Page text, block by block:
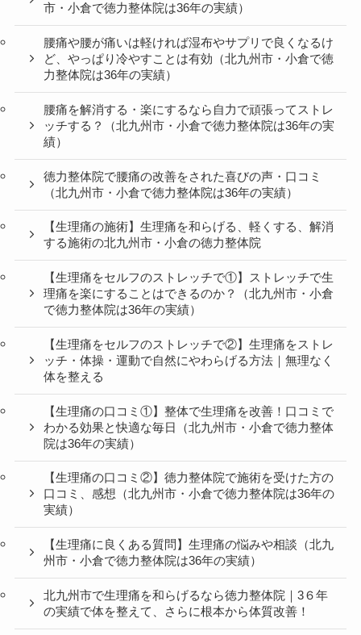
市・小倉で徳力整体院は36年の実績）
腰痛や腰が痛いは軽ければ湿布やサプリで良くなるけ
ど、やっぱり冷やすことは有効（北九州市・小倉で徳
力整体院は36年の実績）
腰痛を解消する・楽にするなら自力で頑張ってストレ
ッチする？（北九州市・小倉で徳力整体院は36年の実
績）
徳力整体院で腰痛の改善をされた喜びの声・口コミ
（北九州市・小倉で徳力整体院は36年の実績）
【生理痛の施術】生理痛を和らげる、軽くする、解消
する施術の北九州市・小倉の徳力整体院
【生理痛をセルフのストレッチで①】ストレッチで生
理痛を楽にすることはできるのか？（北九州市・小倉
で徳力整体院は36年の実績）
【生理痛をセルフのストレッチで②】生理痛をストレ
ッチ・体操・運動で自然にやわらげる方法｜無理なく
体を整える
【生理痛の口コミ①】整体で生理痛を改善！口コミで
わかる効果と快適な毎日（北九州市・小倉で徳力整体
院は36年の実績）
【生理痛の口コミ②】徳力整体院で施術を受けた方の
口コミ、感想（北九州市・小倉で徳力整体院は36年の
実績）
【生理痛に良くある質問】生理痛の悩みや相談（北九
州市・小倉で徳力整体院は36年の実績）
北九州市で生理痛を和らげるなら徳力整体院｜3６年
の実績で体を整えて、さらに根本から体質改善！